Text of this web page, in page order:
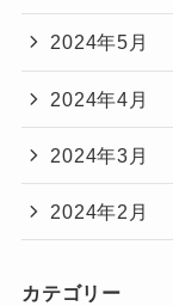
2024年5月
2024年4月
2024年3月
2024年2月
カテゴリー